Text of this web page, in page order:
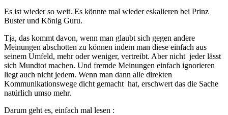
Es ist wieder so weit. Es könnte mal wieder eskalieren bei Prinz
Buster und König Guru.
Tja, das kommt davon, wenn man glaubt sich gegen andere
Meinungen abschotten zu können indem man diese einfach aus
seinem Umfeld, mehr oder weniger, vertreibt. Aber nicht jeder lässt
sich Mundtot machen. Und fremde Meinungen einfach ignorieren
liegt auch nicht jedem. Wenn man dann alle direkten
Kommunikationswege dicht gemacht hat, erschwert das die Sache
natürlich umso mehr.
Darum geht es, einfach mal lesen :